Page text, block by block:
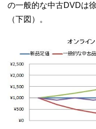
の一般的な中古DVDは
（下図）。